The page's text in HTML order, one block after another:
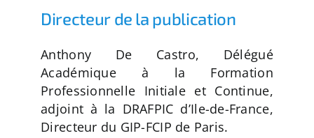
Validation des acquis – VAE
Notre Réseau
Directeur de la publication
Anthony De Castro, Délégué
Académique à la Formation
Professionnelle Initiale et Continue,
adjoint à la DRAFPIC d’Ile-de-France,
Directeur du GIP-FCIP de Paris.